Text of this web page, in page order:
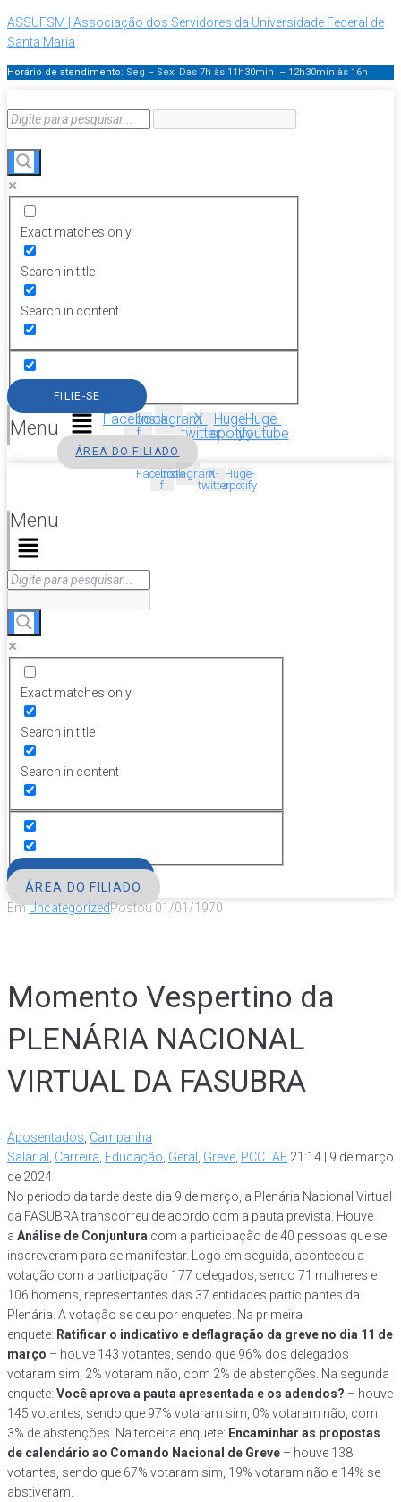
ASSUFSM | Associação dos Servidores da Universidade Federal de
Santa Maria
Horário de atendimento: Seg – Sex: Das 7h às 11h30min – 12h30min às 16h
Exact matches only
Search in title
Search in content
Menu
FILIE-SE
Facebook-
f
InstagramX-
twitter
Huge-
spotify
Huge-
youtube
ÁREA DO FILIADO
Facebook-
f
InstagramX-
twitter
Huge-
spotify
Menu
Exact matches only
Search in title
Search in content
ÁREA DO FILIADO
EmUncategorizedPostou 01/01/1970
Momento Vespertino da
PLENÁRIA NACIONAL
VIRTUAL DA FASUBRA
Aposentados Campanha
Salarial
Carreira Educação Geral Greve PCCTAE 21:14 | 9 de março
de 2024
No período da tarde deste dia 9 de março, a Plenária Nacional Virtual
da FASUBRA transcorreu de acordo com a pauta prevista. Houve
a Análise de Conjuntura com a participação de 40 pessoas que se
inscreveram para se manifestar. Logo em seguida, aconteceu a
votação com a participação 177 delegados, sendo 71 mulheres e
106 homens, representantes das 37 entidades participantes da
Plenária. A votação se deu por enquetes. Na primeira
enquete: Ratificar o indicativo e deflagração da greve no dia 11 de
março – houve 143 votantes, sendo que 96% dos delegados
votaram sim, 2% votaram não, com 2% de abstenções. Na segunda
enquete: Você aprova a pauta apresentada e os adendos? – houve
145 votantes, sendo que 97% votaram sim, 0% votaram não, com
3% de abstenções. Na terceira enquete: Encaminhar as propostas
de calendário ao Comando Nacional de Greve – houve 138
votantes, sendo que 67% votaram sim, 19% votaram não e 14% se
abstiveram.